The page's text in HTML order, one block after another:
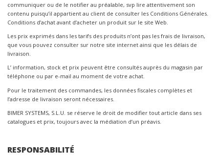
communiquer ou de le notifier au préalable, svp lire attentivement son
contenu puisqu’il appartient au client de consulter les Conditions Générales.
Conditions d’achat avant d’acheter un produit sur le site Web.
Les prix exprimés dans les tarifs des produits n’ont pas les frais de livraison,
que vous pouvez consulter sur notre site internet ainsi que les délais de
livraison.
L’ information, stock et prix peuvent être consultés auprès du magasin par
téléphone ou par e-mail au moment de votre achat.
Pour le traitement des commandes, les données fiscales complètes et
l’adresse de livraison seront nécessaires.
BIMER SYSTEMS, S.L.U. se réserve le droit de modifier tout article dans ses
catalogues et prix, toujours avec la médiation d’un préavis.
RESPONSABILITÉ